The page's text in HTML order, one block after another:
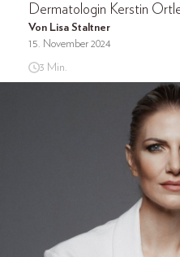
Dermatologin Kerstin
Von Lisa Staltner
15. November 2024
3 Min.